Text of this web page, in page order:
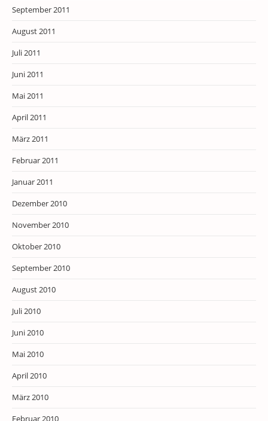
September 2011
August 2011
Juli 2011
Juni 2011
Mai 2011
April 2011
März 2011
Februar 2011
Januar 2011
Dezember 2010
November 2010
Oktober 2010
September 2010
August 2010
Juli 2010
Juni 2010
Mai 2010
April 2010
März 2010
Februar 2010